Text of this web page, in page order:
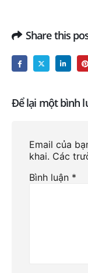
Share this
Để lại một bình
Email của
khai. Các
Bình luận *